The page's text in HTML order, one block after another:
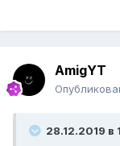
AmigYT
28.12.2019 в